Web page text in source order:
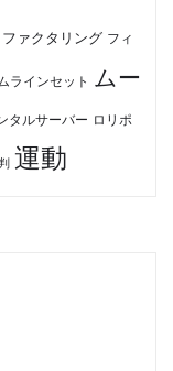
ファクタリング フィ
ラインセット
ムー
タルサーバー ロリポ
運動